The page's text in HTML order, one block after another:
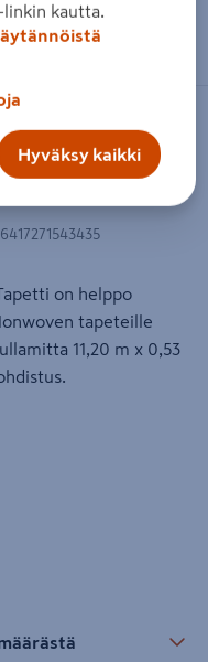
3
6417271543435
on helppo
tapeteille
11,20 m x 0,53
linkin kautta.
Hyväksy kaikki